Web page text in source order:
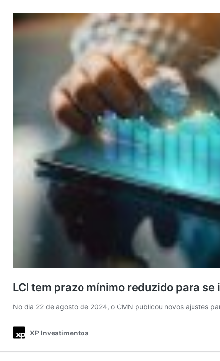
LCI tem prazo mínimo reduzido para se
No dia 22 de agosto de 2024, o CMN publicou novos ajustes
XP Investimentos